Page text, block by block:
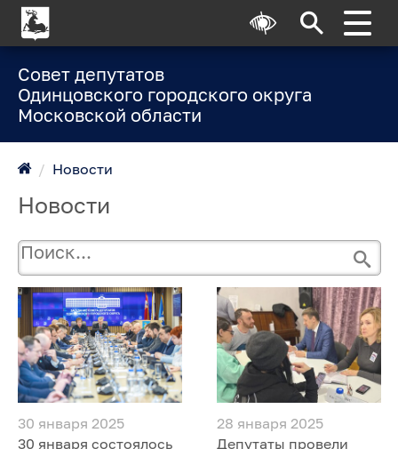
Совет депутатов
Одинцовского городского округа
Московской области
/ Новости
Новости
30 января 2025
30 января состоялось
28 января 2025
Депутаты провели